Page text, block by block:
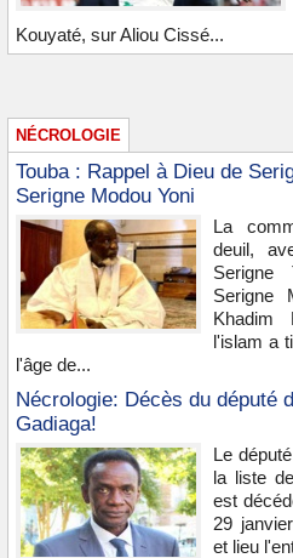
Kouyaté, sur Aliou Cissé...
NÉCROLOGIE
Touba : Rappel à Dieu de
Serigne Modou Yoni
La
deuil,
Serigne
Serigne
Khadim
l'islam a
l'âge de...
Nécrologie: Décès du député
Gadiaga!
Le
la liste
est
29
et lieu